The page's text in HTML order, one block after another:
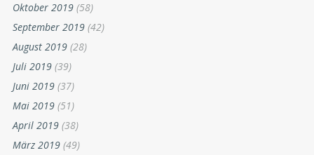
Oktober 2019 (58)
September 2019 (42)
August 2019 (28)
Juli 2019 (39)
Juni 2019 (37)
Mai 2019 (51)
April 2019 (38)
März 2019 (49)